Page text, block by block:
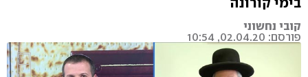
קובי נחשוני
פורסם: 02.04.20, 10:54